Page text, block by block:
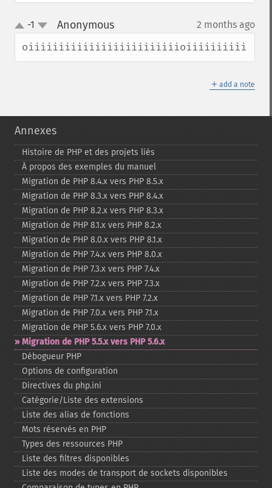
up
down
-1 Anonymous¶ 2 months ago
＋ add a note
Annexes
Histoire de PHP et des projets liés
À propos des exemples du manuel
Migration de PHP 8.4.x vers PHP 8.5.x
Migration de PHP 8.3.x vers PHP 8.4.x
Migration de PHP 8.2.x vers PHP 8.3.x
Migration de PHP 8.1.x vers PHP 8.2.x
Migration de PHP 8.0.x vers PHP 8.1.x
Migration de PHP 7.4.x vers PHP 8.0.x
Migration de PHP 7.3.x vers PHP 7.4.x
Migration de PHP 7.2.x vers PHP 7.3.x
Migration de PHP 7.1.x vers PHP 7.2.x
Migration de PHP 7.0.x vers PHP 7.1.x
Migration de PHP 5.6.x vers PHP 7.0.x
Migration de PHP 5.5.x vers PHP 5.6.x
Débogueur PHP
Options de configuration
Directives du php.ini
Catégorie/Liste des extensions
Liste des alias de fonctions
Mots réservés en PHP
Types des ressources PHP
Liste des filtres disponibles
Liste des modes de transport de sockets disponibles